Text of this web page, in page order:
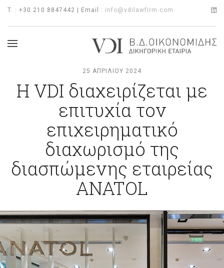
T. : +30 210 8847442 | Email : info@vdilawfirm.com
25 ΑΠΡΙΛΊΟΥ 2024
Η VDI διαχειρίζεται με
επιτυχία τον
επιχειρηματικό
διαχωρισμό της
διασπώμενης εταιρείας
ANATOL